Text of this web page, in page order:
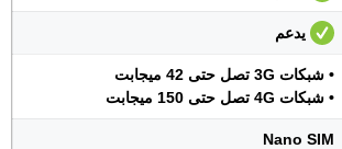
يدعم
• شبكات 3G تصل حتى 42 ميجابت
• شبكات 4G تصل حتى 150 ميجابت
Nano SIM